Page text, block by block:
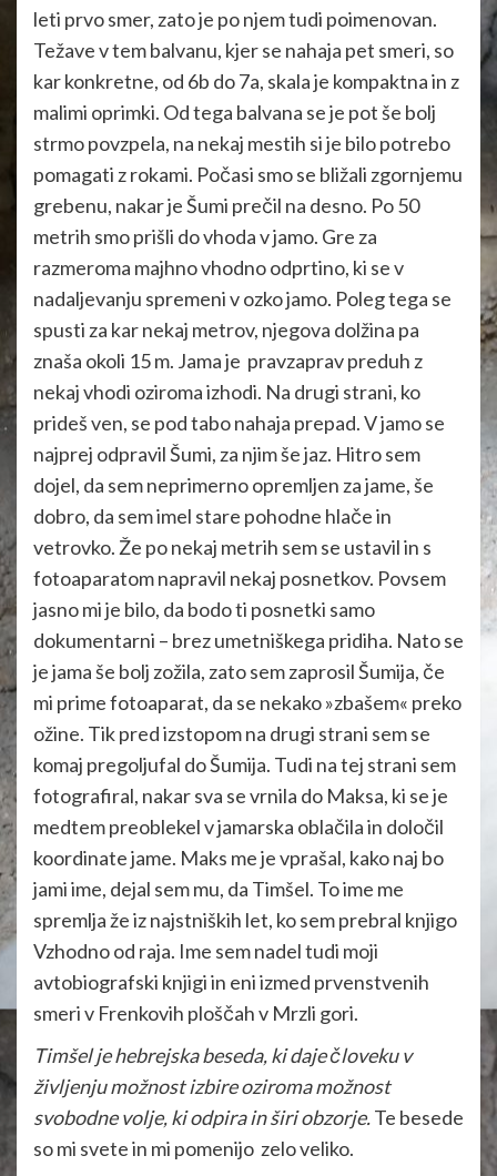
leti prvo smer, zato je po njem tudi poimenovan.
Težave v tem balvanu, kjer se nahaja pet smeri, so
kar konkretne, od 6b do 7a, skala je kompaktna in z
malimi oprimki. Od tega balvana se je pot še bolj
strmo povzpela, na nekaj mestih si je bilo potrebo
pomagati z rokami. Počasi smo se bližali zgornjemu
grebenu, nakar je Šumi prečil na desno. Po 50
metrih smo prišli do vhoda v jamo. Gre za
razmeroma majhno vhodno odprtino, ki se v
nadaljevanju spremeni v ozko jamo. Poleg tega se
spusti za kar nekaj metrov, njegova dolžina pa
znaša okoli 15 m. Jama je pravzaprav preduh z
nekaj vhodi oziroma izhodi. Na drugi strani, ko
prideš ven, se pod tabo nahaja prepad. V jamo se
najprej odpravil Šumi, za njim še jaz. Hitro sem
dojel, da sem neprimerno opremljen za jame, še
dobro, da sem imel stare pohodne hlače in
vetrovko. Že po nekaj metrih sem se ustavil in s
fotoaparatom napravil nekaj posnetkov. Povsem
jasno mi je bilo, da bodo ti posnetki samo
dokumentarni – brez umetniškega pridiha. Nato se
je jama še bolj zožila, zato sem zaprosil Šumija, če
mi prime fotoaparat, da se nekako »zbašem« preko
ožine. Tik pred izstopom na drugi strani sem se
komaj pregoljufal do Šumija. Tudi na tej strani sem
fotografiral, nakar sva se vrnila do Maksa, ki se je
medtem preoblekel v jamarska oblačila in določil
koordinate jame. Maks me je vprašal, kako naj bo
jami ime, dejal sem mu, da Timšel. To ime me
spremlja že iz najstniških let, ko sem prebral knjigo
Vzhodno od raja. Ime sem nadel tudi moji
avtobiografski knjigi in eni izmed prvenstvenih
smeri v Frenkovih ploščah v Mrzli gori.
Timšel je hebrejska beseda, ki daje človeku v
življenju možnost izbire oziroma možnost
svobodne volje, ki odpira in širi obzorje.Te besede
so mi svete in mi pomenijo zelo veliko.